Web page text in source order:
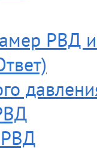
РВД и
РВД